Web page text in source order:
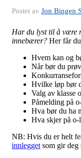
Postet av Jon Bingen
Har du lyst til å være
innebærer? Her får
Hvem kan og
Når bør du
Hvilke løp bør
Valg av klasse
Påmelding på
Hva bør du ha
Hva skjer på o-
NB: Hvis du er helt
innlegget som gir deg